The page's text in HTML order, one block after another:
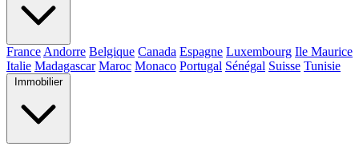
France Andorre Belgique Canada Espagne Luxembourg Ile Maurice
Italie Madagascar Maroc Monaco Portugal Sénégal Suisse Tunisie
Immobilier